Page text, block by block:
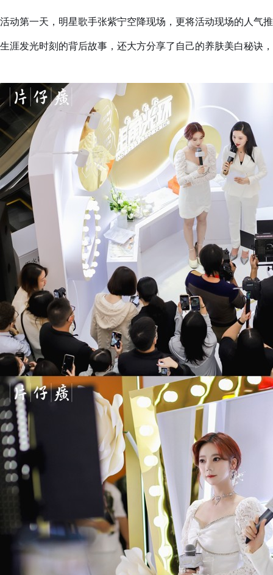
活动第一天，明星歌手张紫宁空降现场，更将活动现场的人气
生涯发光时刻的背后故事，还大方分享了自己的养肤美白秘诀